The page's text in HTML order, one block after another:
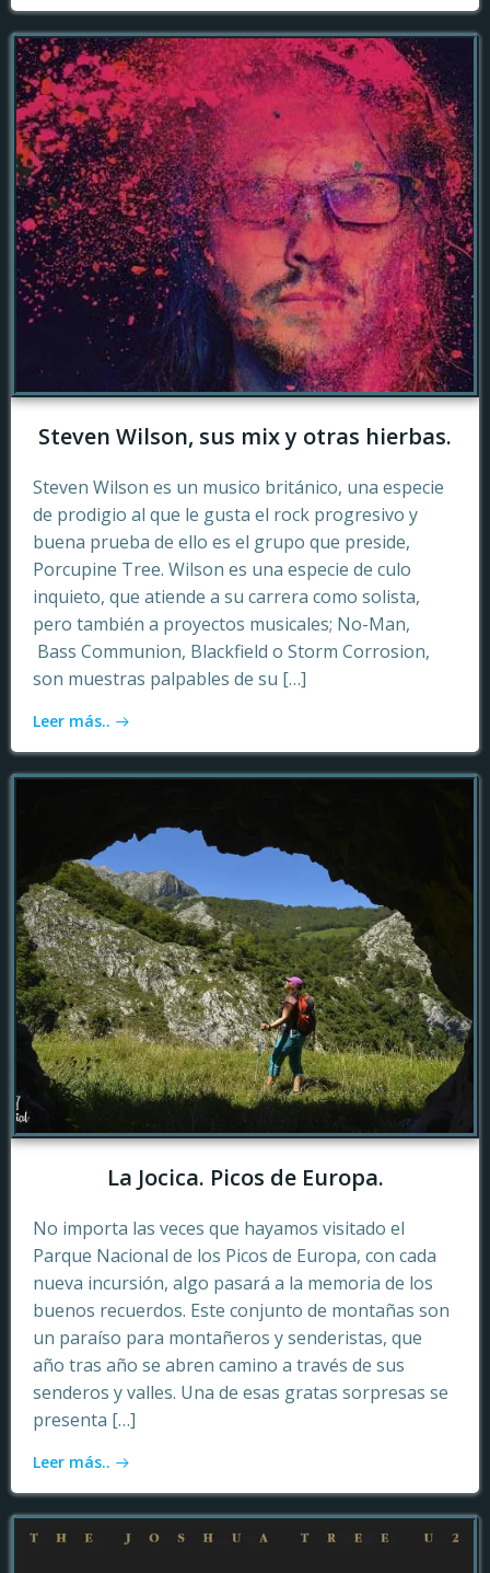
Steven Wilson, sus mix y otras hierbas.
Steven Wilson es un musico británico, una especie
de prodigio al que le gusta el rock progresivo y
buena prueba de ello es el grupo que preside,
Porcupine Tree. Wilson es una especie de culo
inquieto, que atiende a su carrera como solista,
pero también a proyectos musicales; No-Man,
Bass Communion, Blackfield o Storm Corrosion,
son muestras palpables de su […]
Leer más..
La Jocica. Picos de Europa.
No importa las veces que hayamos visitado el
Parque Nacional de los Picos de Europa, con cada
nueva incursión, algo pasará a la memoria de los
buenos recuerdos. Este conjunto de montañas son
un paraíso para montañeros y senderistas, que
año tras año se abren camino a través de sus
senderos y valles. Una de esas gratas sorpresas se
presenta […]
Leer más..